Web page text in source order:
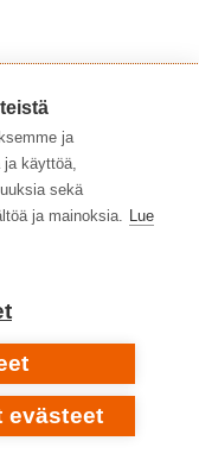
ja
ja käyttöä,
sekä
ja mainoksia. Lue
evästeet